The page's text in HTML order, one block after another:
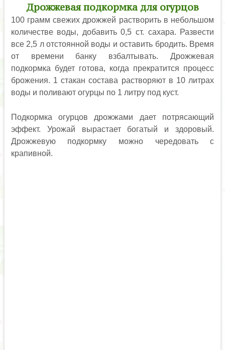
Дрожжевая подкормка для огурцов
100 грамм свежих дрожжей растворить в небольшом
количестве воды, добавить 0,5 ст. сахара. Развести
все 2,5 л отстоянной воды и оставить бродить. Время
от времени банку взбалтывать. Дрожжевая
подкормка будет готова, когда прекратится процесс
брожения. 1 стакан состава растворяют в 10 литрах
воды и поливают огурцы по 1 литру под куст.
Подкормка огурцов дрожжами дает потрясающий
эффект. Урожай вырастает богатый и здоровый.
Дрожжевую подкормку можно чередовать с
крапивной.